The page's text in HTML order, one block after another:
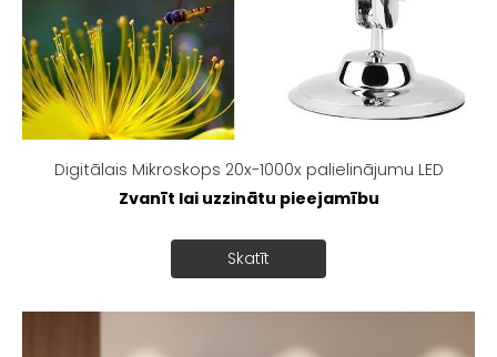
Digitālais Mikroskops 20x-1000x palielinājumu LED
Zvanīt lai uzzinātu pieejamību
Skatīt